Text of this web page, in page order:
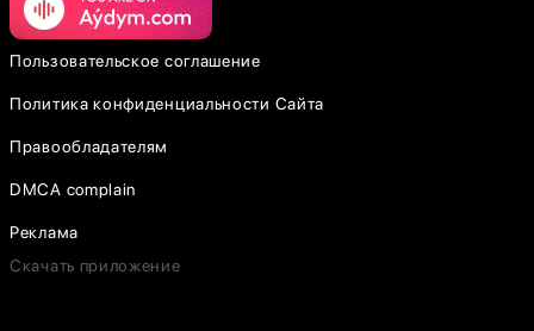
Пользовательское соглашение
Политика конфиденциальности Сайта
Правообладателям
DMCA complain
Реклама
Скачать приложение